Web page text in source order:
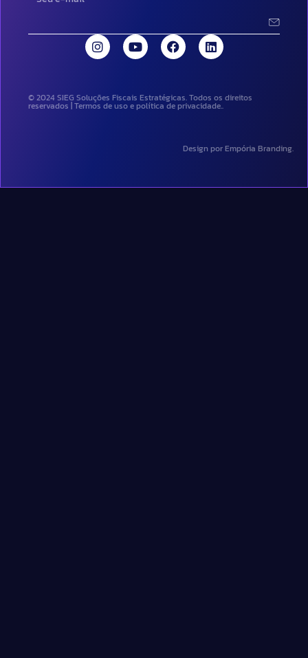
© 2024 SIEG Soluções Fiscais Estratégicas. Todos os direitos
reservados | Termos de uso e política de privacidade..
Design por Empória Branding.